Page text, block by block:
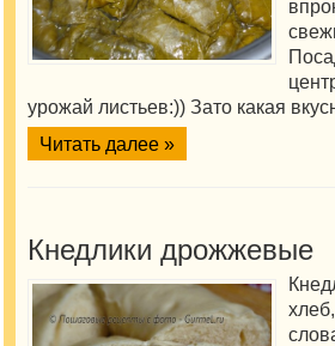
урожай листьев:)) Зато какая
Читать далее »
Кнедлики дрожжевые